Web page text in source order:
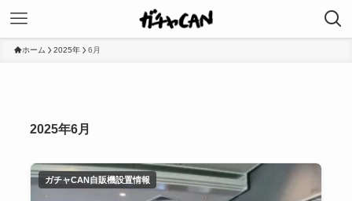
ホーム 2025年 6月
2025年6月
ガチャCAN自販機設置情報